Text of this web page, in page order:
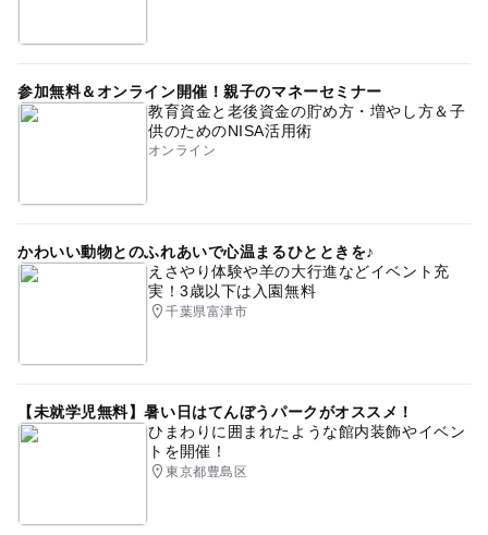
参加無料＆オンライン開催！親子のマネーセミナー
教育資金と老後資金の貯め方・増やし方＆子
供のためのNISA活用術
オンライン
かわいい動物とのふれあいで心温まるひとときを♪
えさやり体験や羊の大行進などイベント充
実！3歳以下は入園無料
千葉県富津市
【未就学児無料】暑い日はてんぼうパークがオススメ！
ひまわりに囲まれたような館内装飾やイベン
トを開催！
東京都豊島区